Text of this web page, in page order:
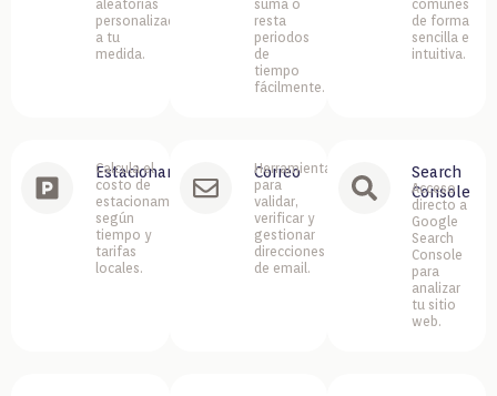
aleatorias
personalizadas
a tu
medida.
suma o
resta
periodos
de
tiempo
fácilmente.
comunes
de forma
sencilla e
intuitiva.
Estacionamiento
Calcula el
costo de
estacionamiento
según
tiempo y
tarifas
locales.
Correo
Herramientas
para
validar,
verificar y
gestionar
direcciones
de email.
Search
Console
Acceso
directo a
Google
Search
Console
para
analizar
tu sitio
web.